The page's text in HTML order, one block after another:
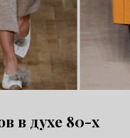
в духе 80-х